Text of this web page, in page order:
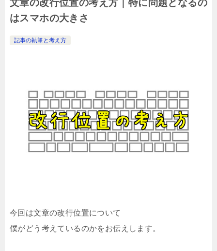
文章の改行位置の考え方｜特に問題となるの
はスマホの大きさ
記事の執筆と考え方
今回は文章の改行位置について
僕がどう考えているのかをお伝えします。